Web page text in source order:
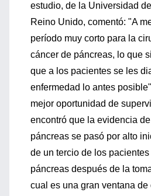
estudio, de la Universidad
Reino Unido, comentó: "A
período muy corto para la
cáncer de páncreas, lo que
que a los pacientes se les
enfermedad lo antes
mejor oportunidad de
encontró que la evidencia
páncreas se pasó por alto
de un tercio de los
páncreas después de la
cual es una gran ventana de